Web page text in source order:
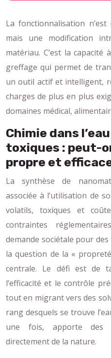
La fonctionnalisation
mais une modification
matériau. C’est la
greffage qui permet de
un outil actif et intelligent,
charges de plus en plus
domaines médical,
Chimie dans
toxiques : peut-
propre et
La synthèse de
associée à l’utilisation de
volatils, toxiques et
contraintes
demande sociétale pour
la question de la «
centrale. Le défi est de
l’efficacité et le contrôle
tout en migrant vers des
rang desquels se trouve
une fois, apporte des
directement de la nature.